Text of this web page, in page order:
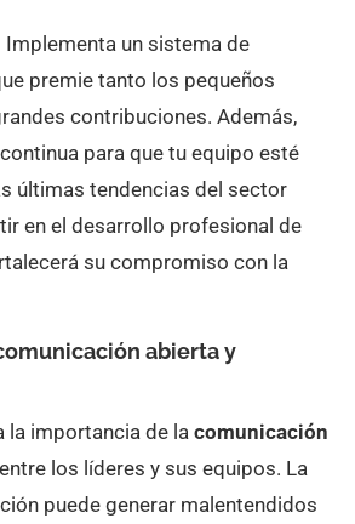
Implementa un sistema de
premie tanto los pequeños
contribuciones. Además,
para que tu equipo esté
últimas tendencias del sector
en el desarrollo profesional de
su compromiso con la
abierta y
la importancia de la comunicación
los líderes y sus equipos. La
puede generar malentendidos